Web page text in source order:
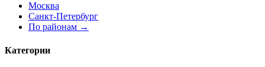
Москва
Санкт-Петербург
По районам →
Категории